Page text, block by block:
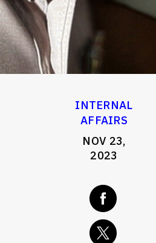
INTERNAL
AFFAIRS
NOV 23,
2023